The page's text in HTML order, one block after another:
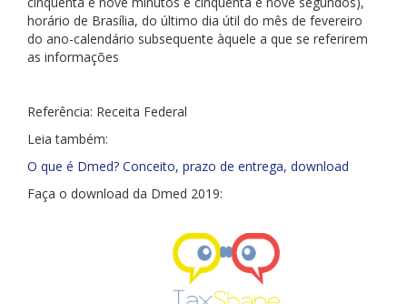
horário de Brasília, do último dia útil do mês de fevereiro
do ano-calendário subsequente àquele a que se referirem
as informações
Referência: Receita Federal
Leia também:
O que é Dmed? Conceito, prazo de entrega, download
Faça o download da Dmed 2019: